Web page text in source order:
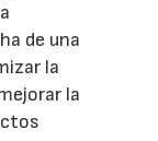
de una
la
la